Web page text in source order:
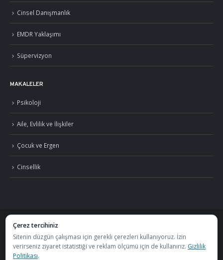
Cinsel Danışmanlık
EMDR Yaklaşımı
Süpervizyon
MAKALELER
Psikoloji
Aile, Evlilik ve İlişkiler
Çocuk ve Ergen
Cinsellik
©2026 Uzm. Psk. Kemal Özcan. Tüm hakları saklıdır. · Gizlilik Politikası ve KVKK
S.S.S.
Çerez tercihiniz
Sitenin düzgün çalışması için gerekli çerezleri kullanıyoruz. İzin
verirseniz ziyaret istatistiği ve reklam ölçümü için de kullanırız. Gizlilik
Politikası.